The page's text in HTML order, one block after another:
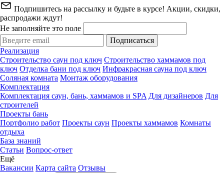
Подпишитесь на рассылку и будьте в курсе! Акции, скидки,
распродажи ждут!
Не заполняйте это поле
Подписаться
Реализация
Строительство саун под ключ Строительство хаммамов под
ключ Отделка бани под ключ Инфракрасная сауна под ключ
Соляная комната Монтаж оборудования
Комплектация
Комплектация саун, бань, хаммамов и SPA Для дизайнеров Для
строителей
Проекты бань
Портфолио работ Проекты саун Проекты хаммамов Комнаты
отдыха
База знаний
Статьи Вопрос-ответ
Ещё
Вакансии Карта сайта Отзывы